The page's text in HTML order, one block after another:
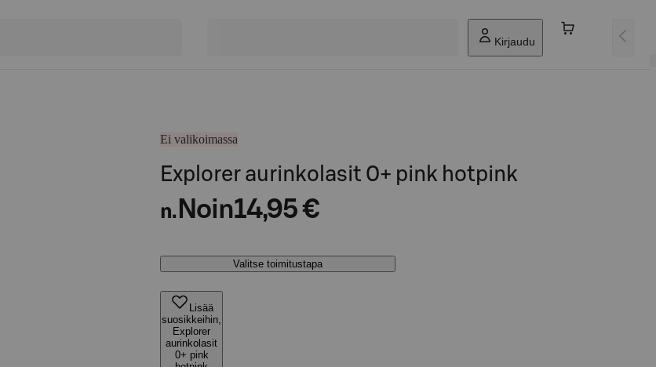
Kirjaudu
Ei valikoimassa
Explorer aurinkolasit 0+ pink hotpink
n. Noin14,95 €
Valitse toimitustapa
Lisää
suosikkeihin,
Explorer
aurinkolasit
0+ pink